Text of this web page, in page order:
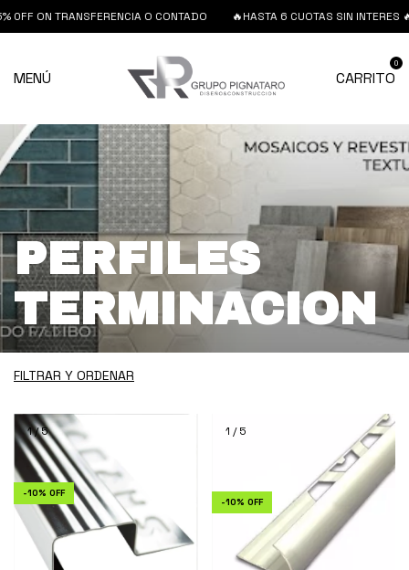
TRANSFERENCIA O CONTADO 🔥HASTA 6 CUOTAS SIN INTERES 🔥 15%
MENÚ CARRITO
0
PERFILES
TERMINACION
FILTRAR Y ORDENAR
1/5
-10% OFF
1 /5
-10% OFF